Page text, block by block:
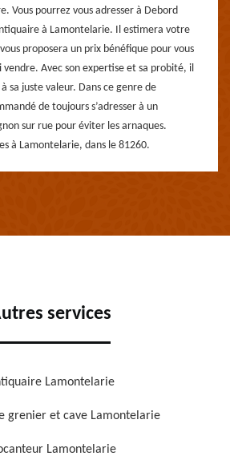
Vous pourrez vous adresser à Debord
à Lamontelarie. Il estimera votre
proposera un prix bénéfique pour vous
vendre. Avec son expertise et sa probité, il
sa juste valeur. Dans ce genre de
de toujours s’adresser à un
sur rue pour éviter les arnaques.
à Lamontelarie, dans le 81260.
services
Lamontelarie
grenier et cave Lamontelarie
Lamontelarie